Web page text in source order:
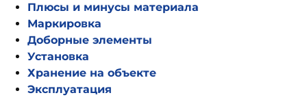
Плюсы и минусы материала
Маркировка
Доборные элементы
Установка
Хранение на объекте
Эксплуатация